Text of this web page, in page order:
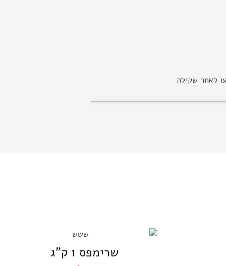
לאחר שקילה
שרימפס 1 ק”ג